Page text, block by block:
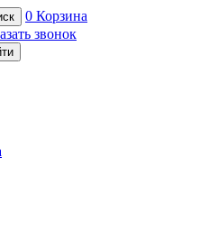
0 Корзина
звонок